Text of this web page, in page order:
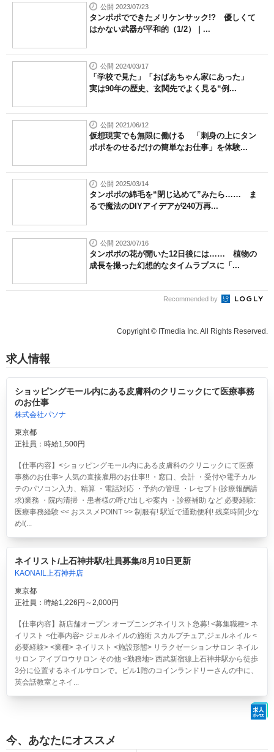
公開 2023/07/23
タンポポでできたメリケンサック!? 優しくて
はかない武器が平和的（1/2） | ...
公開 2024/03/17
「学校で見た」「おばあちゃん家にあった」
実は90年の歴史、玄関先でよく見る“例...
公開 2021/06/12
仮想現実でも無限に働ける 「刺身の上にタン
ポポをのせるだけの簡単なお仕事」を体験...
公開 2025/03/14
タンポポの綿毛を“閉じ込めて”みたら…… ま
るで魔法のDIYアイデアが240万再...
公開 2023/07/16
タンポポの花が開いた12日後には…… 植物の
成長を撮った幻想的なタイムラプスに「...
Recommended by
Copyright © ITmedia Inc. All Rights Reserved.
求人情報
ショッピングモール内にある皮膚科のクリニックにて医療事務
のお仕事
株式会社パソナ
東京都
正社員：時給1,500円
【仕事内容】<ショッピングモール内にある皮膚科のクリニックにて医療
事務のお仕事> 人気の直接雇用のお仕事!! ・窓口、会計 ・受付や電子カル
テのパソコン入力、精算 ・電話対応 ・予約の管理 ・レセプト(診療報酬請
求)業務 ・院内清掃 ・患者様の呼び出しや案内 ・診療補助 など 必要経験:
医療事務経験 << おススメPOINT >> 制服有! 駅近で通勤便利! 残業時間少な
め!(...
ネイリスト/上石神井駅/社員募集/8月10日更新
KAONAIL上石神井店
東京都
正社員：時給1,226円～2,000円
【仕事内容】新店舗オープン オープニングネイリスト急募! <募集職種> ネ
イリスト <仕事内容> ジェルネイルの施術 スカルプチュア,ジェルネイル <
必要経験> <業種> ネイリスト <施設形態> リラクゼーションサロン ネイル
サロン アイブロウサロン その他 <勤務地> 西武新宿線上石神井駅から徒歩
3分に位置するネイルサロンで。ビル1階のコインランドリーさんの中に、
英会話教室とネイ...
今、あなたにオススメ